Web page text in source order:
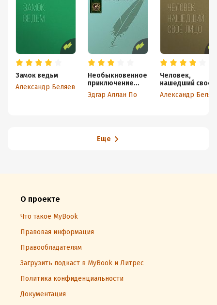
Замок ведьм
Александр Беляев
Необыкновенное
приключение
некоего Ганса
Пфааля
Эдгар Аллан По
Человек,
нашедший своё
лицо
Александр
Еще
О проекте
Что такое MyBook
Правовая информация
Правообладателям
Загрузить подкаст в MyBook и Литрес
Политика конфиденциальности
Документация